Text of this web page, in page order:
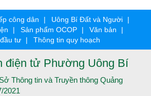
công dân
Uông Bí Đất và Người
Sản phẩm OCOP
Văn bản
tư
Thông tin quy hoạch
điện tử Phường Uông Bí
Thông tin và Truyền thông Quảng
2021